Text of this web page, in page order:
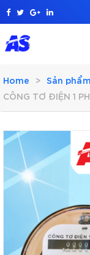
Home
Sản phẩm
CÔNG TƠ ĐIỆN 1